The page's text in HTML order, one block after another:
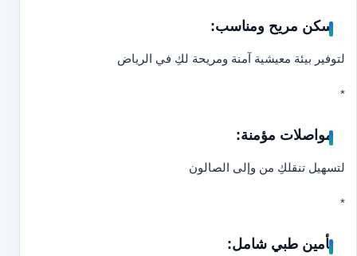
سكن مريح ومناسب:
لتوفير بيئة معيشية آمنة ومريحة لكِ في الرياض
*
مواصلات مؤمنة:
لتسهيل تنقلكِ من وإلى الصالون
*
تأمين طبي شامل: